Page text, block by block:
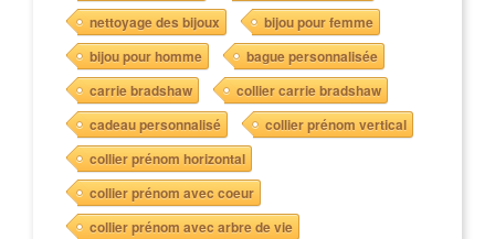
nettoyage des bijoux
bijou pour femme
bijou pour homme
bague personnalisée
carrie bradshaw
collier carrie bradshaw
cadeau personnalisé
collier prénom vertical
collier prénom horizontal
collier prénom avec coeur
collier prénom avec arbre de vie